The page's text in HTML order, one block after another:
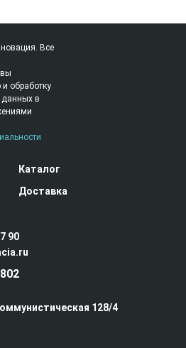
Все
и обработку
данных в
Каталог
Доставка
90
128/4